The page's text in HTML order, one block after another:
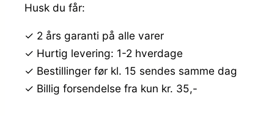
Husk du får:
✓ 2 års garanti på alle varer
✓ Hurtig levering: 1-2 hverdage
✓ Bestillinger før kl. 15 sendes samme dag
✓ Billig forsendelse fra kun kr. 35,-